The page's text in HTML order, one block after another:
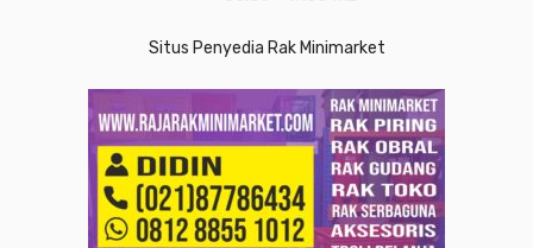
Situs Penyedia Rak Minimarket